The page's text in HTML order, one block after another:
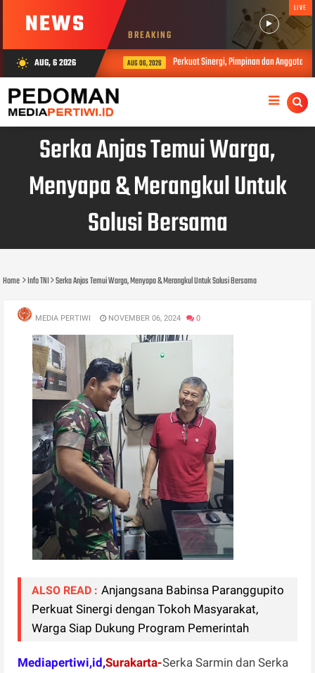
NEWS BREAKING
LIVE
wb_sunny AUG, 6 2026 AUG 06, 2026 Perkuat Sinergi, Pimpinan dan Anggota
Serka Anjas Temui Warga,
Menyapa & Merangkul Untuk
Solusi Bersama
Home Info TNI Serka Anjas Temui Warga, Menyapa & Merangkul Untuk Solusi Bersama
MEDIA PERTIWI NOVEMBER 06, 2024 0
ALSO READ : Anjangsana Babinsa Paranggupito
Perkuat Sinergi dengan Tokoh Masyarakat,
Warga Siap Dukung Program Pemerintah
Mediapertiwi,id,Surakarta-Serka Sarmin dan Serka